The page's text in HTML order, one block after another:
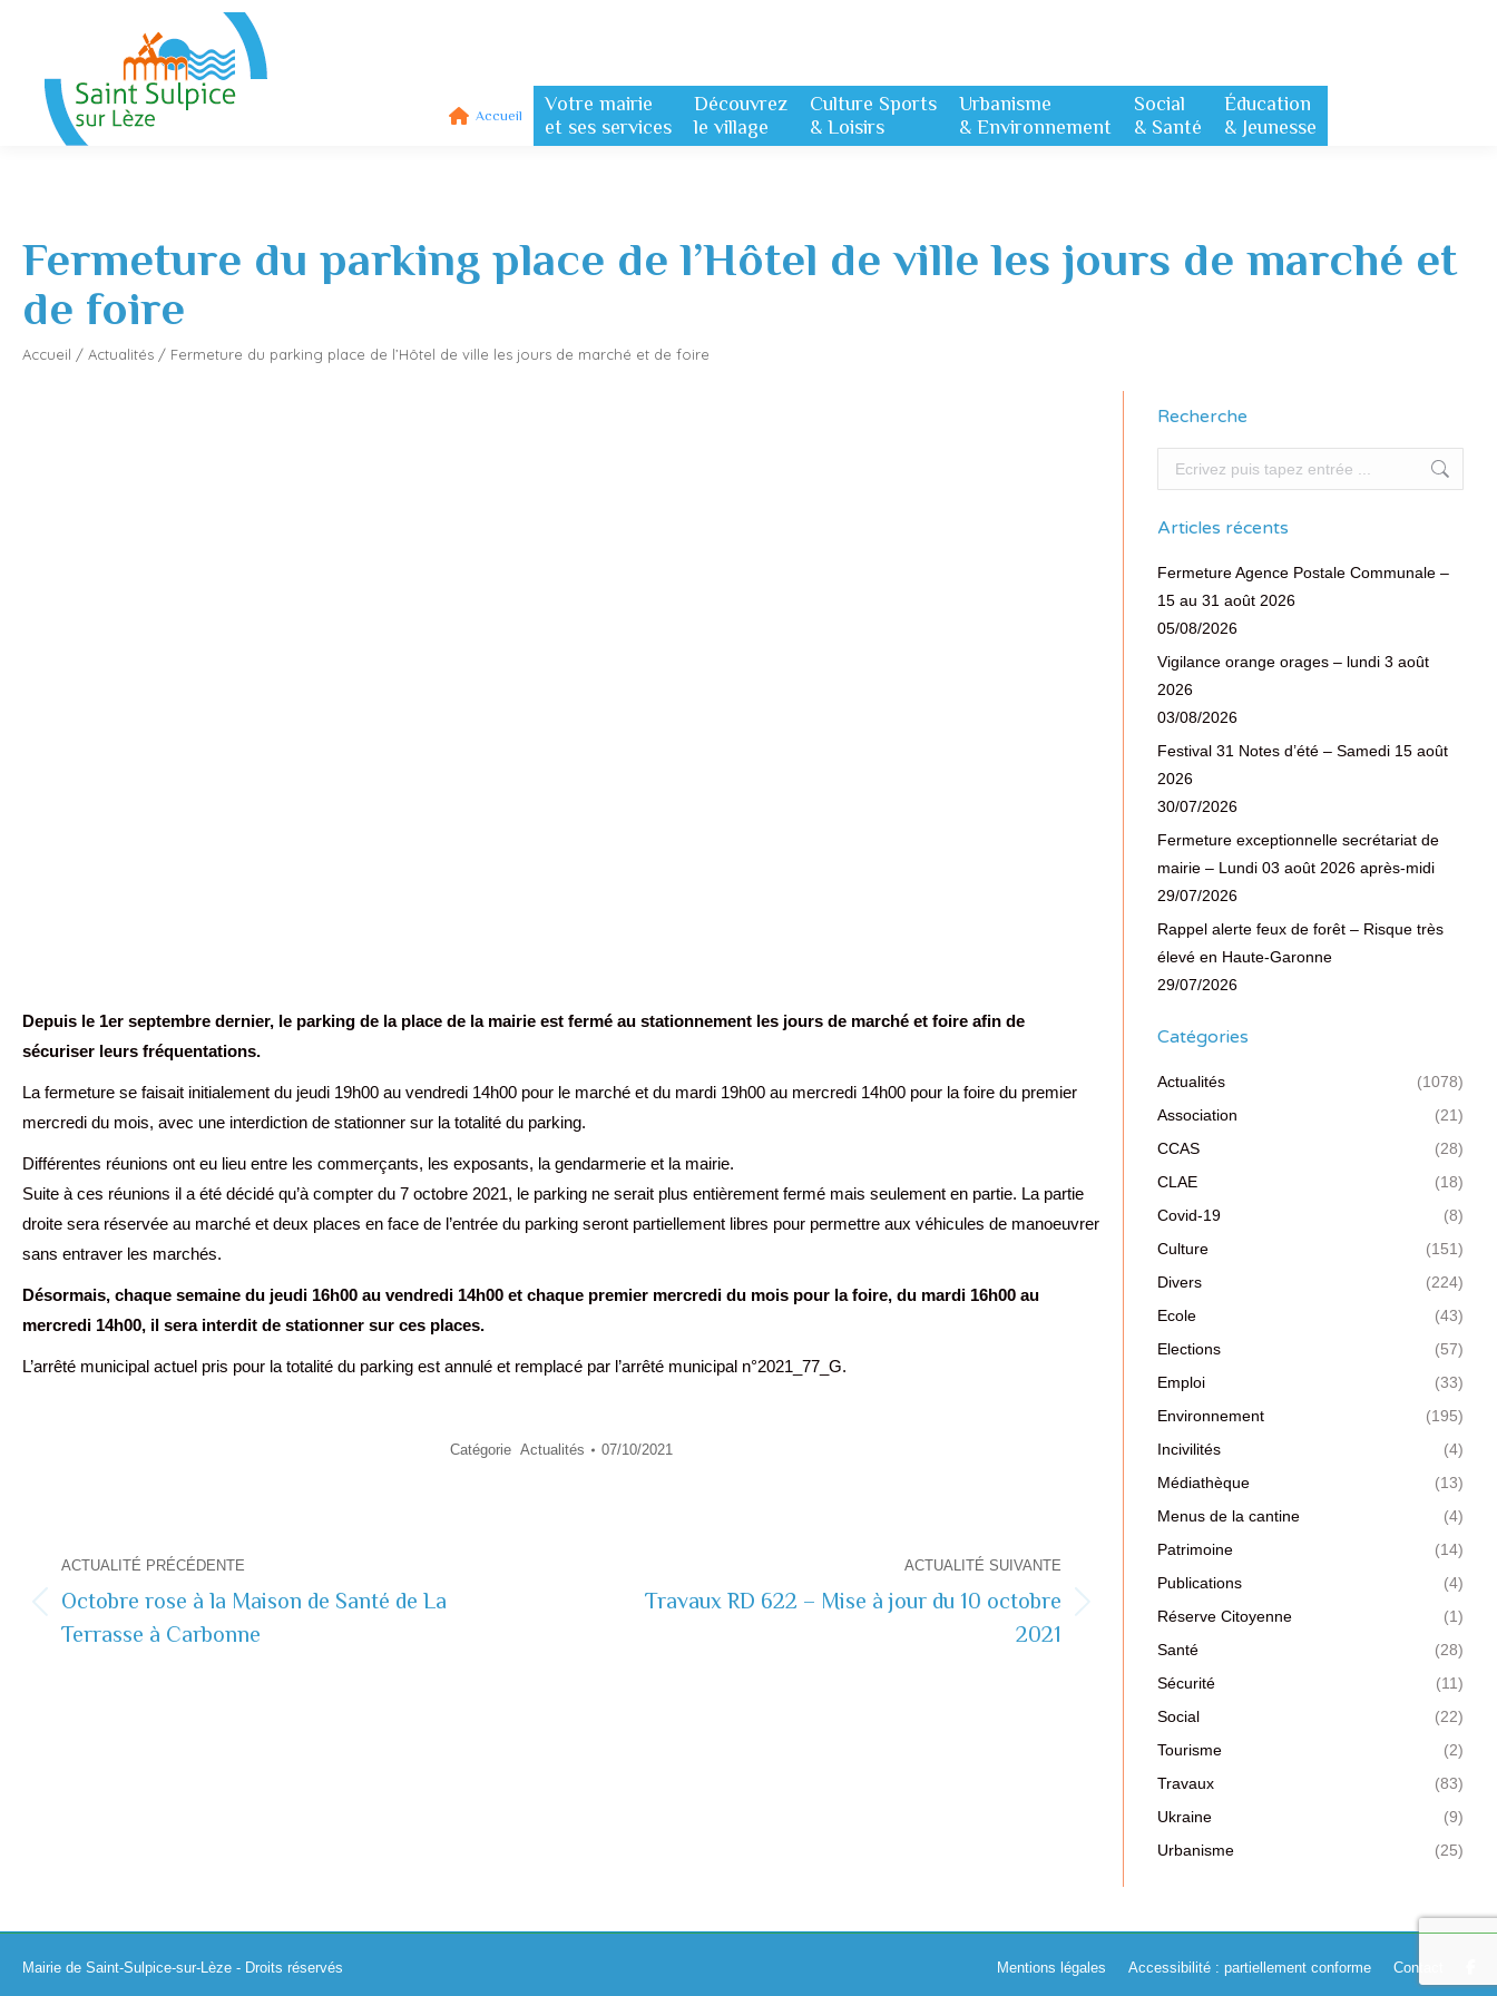
Accueil
Votre mairie
et ses services
Découvrez
le village
Culture Sports
& Loisirs
Urbanisme
& Environnement
Social
& Santé
Éducation
& Jeunesse
Fermeture du parking place de l’Hôtel de ville les jours de marché et
de foire
Accueil / Actualités / Fermeture du parking place de l’Hôtel de ville les jours de marché et de foire
Depuis le 1er septembre dernier, le parking de la place de la mairie est fermé au stationnement les jours de marché et foire afin de
sécuriser leurs fréquentations.
La fermeture se faisait initialement du jeudi 19h00 au vendredi 14h00 pour le marché et du mardi 19h00 au mercredi 14h00 pour la foire du premier
mercredi du mois, avec une interdiction de stationner sur la totalité du parking.
Différentes réunions ont eu lieu entre les commerçants, les exposants, la gendarmerie et la mairie.
Suite à ces réunions il a été décidé qu’à compter du 7 octobre 2021, le parking ne serait plus entièrement fermé mais seulement en partie. La partie
droite sera réservée au marché et deux places en face de l’entrée du parking seront partiellement libres pour permettre aux véhicules de manoeuvrer
sans entraver les marchés.
Désormais, chaque semaine du jeudi 16h00 au vendredi 14h00 et chaque premier mercredi du mois pour la foire, du mardi 16h00 au
mercredi 14h00, il sera interdit de stationner sur ces places.
L’arrêté municipal actuel pris pour la totalité du parking est annulé et remplacé par l’arrêté municipal n°2021_77_G.
Catégorie Actualités 07/10/2021
Navigation
de
commentaire
ACTUALITÉ PRÉCÉDENTE
précédente
Octobre rose à la Maison de Santé de La
Terrasse à Carbonne
ACTUALITÉ SUIVANTE
Travaux RD 622 – Mise à jour du 10 octobre
2021
Recherche
Recherche
Articles récents
Fermeture Agence Postale Communale –
15 au 31 août 2026
05/08/2026
Vigilance orange orages – lundi 3 août
2026
03/08/2026
Festival 31 Notes d’été – Samedi 15 août
2026
30/07/2026
Fermeture exceptionnelle secrétariat de
mairie – Lundi 03 août 2026 après-midi
29/07/2026
Rappel alerte feux de forêt – Risque très
élevé en Haute-Garonne
29/07/2026
Catégories
Actualités
(1078)
Association
(21)
CCAS
(28)
CLAE
(18)
Covid-19
(8)
Culture
(151)
Divers
(224)
Ecole
(43)
Elections
(57)
Emploi
(33)
Environnement
(195)
Incivilités
(4)
Médiathèque
(13)
Menus de la cantine
(4)
Patrimoine
(14)
Publications
(4)
Réserve Citoyenne
(1)
Santé
(28)
Sécurité
(11)
Social
(22)
Tourisme
(2)
Travaux
(83)
Ukraine
(9)
Urbanisme
(25)
Mairie de Saint-Sulpice-sur-Lèze - Droits réservés Mentions légales Accessibilité : partiellement conforme Contact